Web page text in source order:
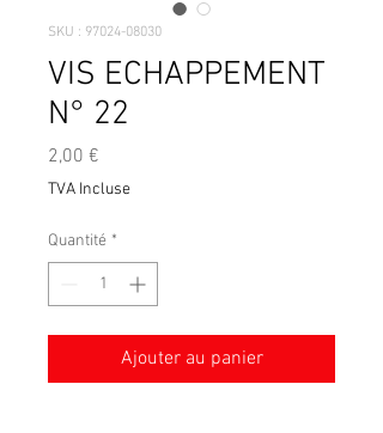
SKU : 97024-08030
VIS ECHAPPEMENT
N° 22
2,00 €
TVA Incluse
Quantité *
Ajouter au panier